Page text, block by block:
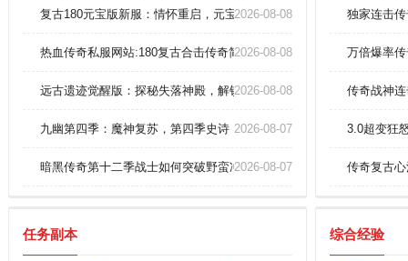
登顶万古帝尊。革新性粒子破坏系
宝铸造即送1:1还原真实斩击感,缔
复古180元宝版新服：情怀重启，元宝交易，战友集结！
2026-08-08
热血传奇私服网站:180复古合击传奇简单分析战士英雄召唤骷髅。
2026-08-08
远古遗迹觉醒版：探秘失落神殿，解锁终极凤凰套装！
2026-08-08
九幽第四季：魔神复苏，第四季史诗 2026-08-07
暗黑传奇第十二季战士如何突破野蛮冲撞极限？
2026-08-07
独家连击
万倍爆率
传奇战神
3.0超变狂
传奇复古
任务副本 综合经验